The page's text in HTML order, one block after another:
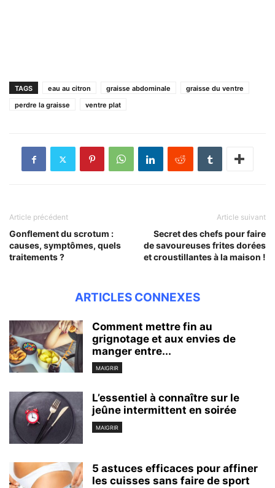
TAGS eau au citron graisse abdominale
graisse du ventre
perdre la graisse
ventre plat
Article précédent
Gonflement du scrotum :
causes, symptômes, quels
traitements ?
Article suivant
Secret des chefs pour faire
de savoureuses frites dorées
et croustillantes à la maison !
ARTICLES CONNEXES
Comment mettre fin au
grignotage et aux envies de
manger entre...
MAIGRIR
L’essentiel à connaître sur le
jeûne intermittent en soirée
MAIGRIR
5 astuces efficaces pour affiner
les cuisses sans faire de sport